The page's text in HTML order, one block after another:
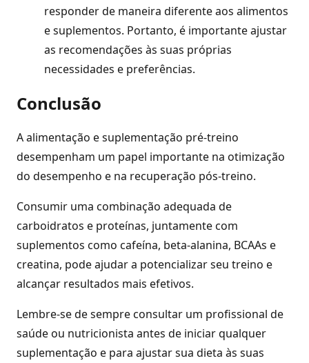
responder de maneira diferente aos alimentos
e suplementos. Portanto, é importante ajustar
as recomendações às suas próprias
necessidades e preferências.
Conclusão
A alimentação e suplementação pré-treino
desempenham um papel importante na otimização
do desempenho e na recuperação pós-treino.
Consumir uma combinação adequada de
carboidratos e proteínas, juntamente com
suplementos como cafeína, beta-alanina, BCAAs e
creatina, pode ajudar a potencializar seu treino e
alcançar resultados mais efetivos.
Lembre-se de sempre consultar um profissional de
saúde ou nutricionista antes de iniciar qualquer
suplementação e para ajustar sua dieta às suas